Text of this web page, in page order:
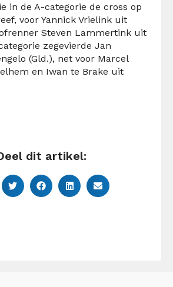
in de A-categorie de cross op
voor Yannick Vrielink uit
Steven Lammertink uit
zegevierde Jan
(Gld.), net voor Marcel
en Iwan te Brake uit
dit artikel: